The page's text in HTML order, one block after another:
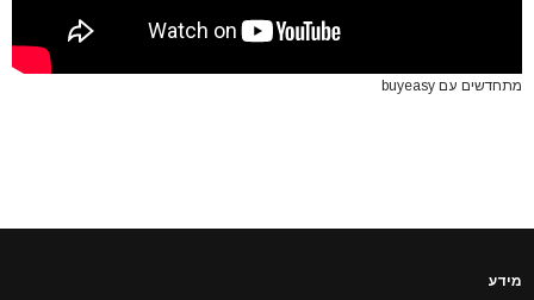
מתחדשים עם buyeasy
מידע